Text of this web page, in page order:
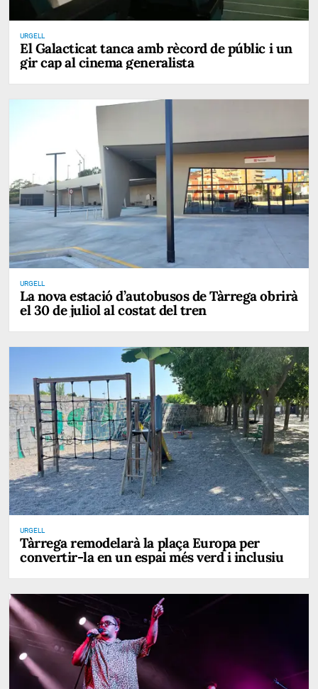
URGELL
El Galacticat tanca amb rècord de públic i un
gir cap al cinema generalista
URGELL
La nova estació d’autobusos de Tàrrega obrirà
el 30 de juliol al costat del tren
URGELL
Tàrrega remodelarà la plaça Europa per
convertir-la en un espai més verd i inclusiu